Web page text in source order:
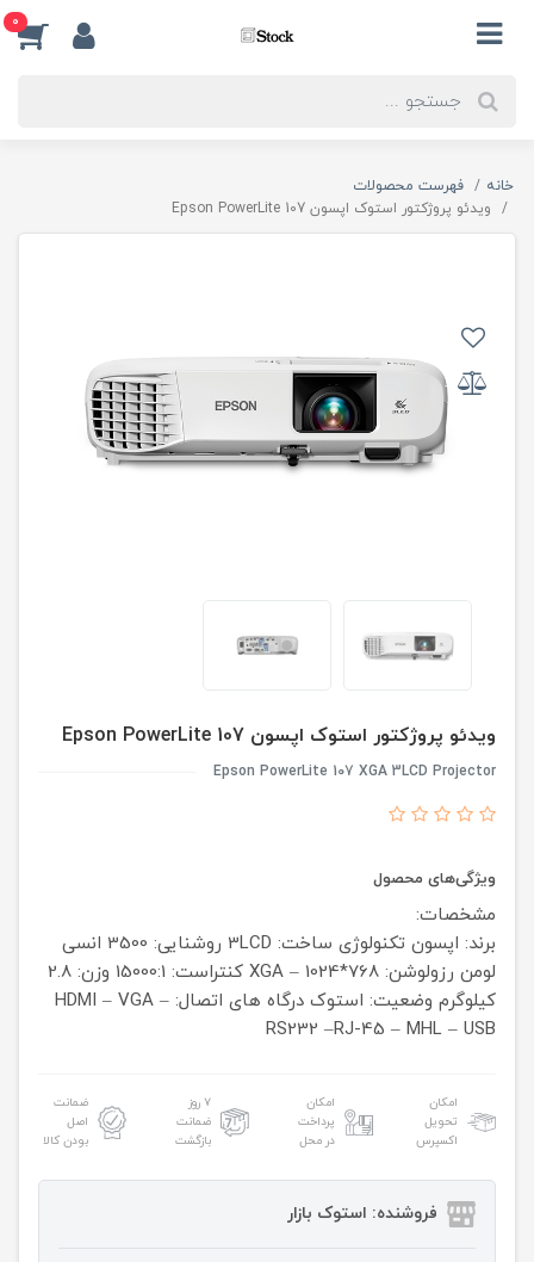
0
خانه
فهرست محصولات
ویدئو پروژکتور استوک اپسون Epson PowerLite 107
ویدئو پروژکتور استوک اپسون Epson PowerLite 107
Epson PowerLite 107 XGA 3LCD Projector
ویژگی‌های محصول
مشخصات:
برند: اپسون تکنولوژی ساخت: 3LCD
روشنایی: 3500 انسی
لومن رزولوشن: XGA – 1024*768 کنتراست: 15000:1
وزن: 2.8
کیلوگرم وضعیت: استوک
درگاه های اتصال: HDMI – VGA –
RS232 –RJ-45 – MHL – USB
امکان
تحویل
اکسپرس
امکان
پرداخت
در محل
۷ روز
ضمانت
بازگشت
ضمانت
اصل
بودن کالا
فروشنده: استوک بازار